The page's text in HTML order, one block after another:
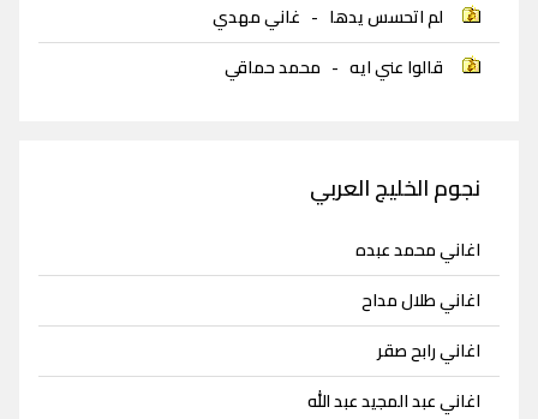
لم اتحسس يدها - غاني مهدي
قالوا عني ايه - محمد حماقي
نجوم الخليج العربي
اغاني محمد عبده
اغاني طلال مداح
اغاني رابح صقر
اغاني عبد المجيد عبد الله